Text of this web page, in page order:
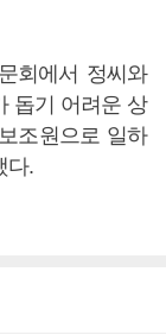
회에서 정씨와
돕기 어려운 상
조원으로 일하
다.